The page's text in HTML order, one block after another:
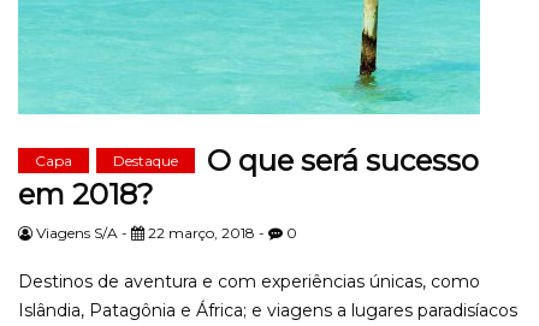
Capa Destaque
O que será sucesso
em 2018?
Viagens S/A - 22 março, 2018 - 0
Destinos de aventura e com experiências únicas, como
Islândia, Patagônia e África; e viagens a lugares paradisíacos